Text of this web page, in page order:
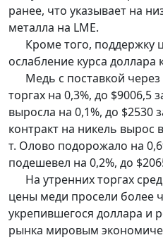
ранее, что указывает на
металла на LME.
Кроме того, поддержку
ослабление курса доллара
Медь с поставкой через
торгах на 0,3%, до $9006,5
выросла на 0,1%, до $2530
контракт на никель вырос
т. Олово подорожало на
подешевел на 0,2%, до
На утренних торгах
цены меди просели более
укрепившегося доллара и
рынка мировым